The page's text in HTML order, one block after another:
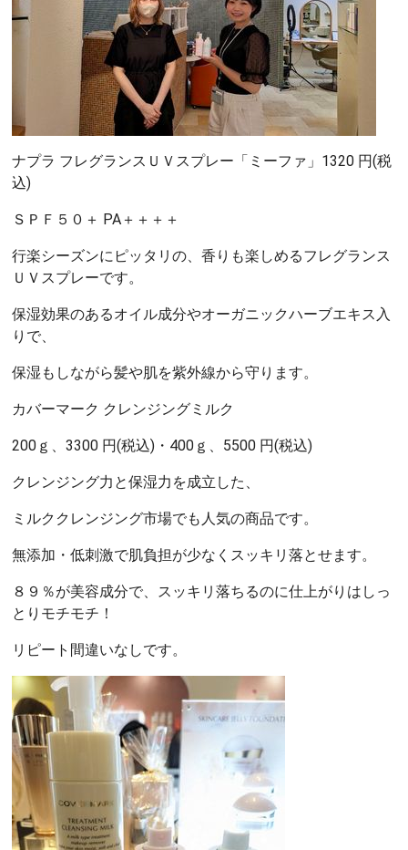
ナプラ フレグランスＵＶスプレー「ミーファ」1320 円(税
込)
ＳＰＦ５０＋ PA＋＋＋＋
行楽シーズンにピッタリの、香りも楽しめるフレグランス
ＵＶスプレーです。
保湿効果のあるオイル成分やオーガニックハーブエキス入
りで、
保湿もしながら髪や肌を紫外線から守ります。
カバーマーク クレンジングミルク
200ｇ、3300 円(税込)・400ｇ、5500 円(税込)
クレンジング力と保湿力を成立した、
ミルククレンジング市場でも人気の商品です。
無添加・低刺激で肌負担が少なくスッキリ落とせます。
８９％が美容成分で、スッキリ落ちるのに仕上がりはしっ
とりモチモチ！
リピート間違いなしです。